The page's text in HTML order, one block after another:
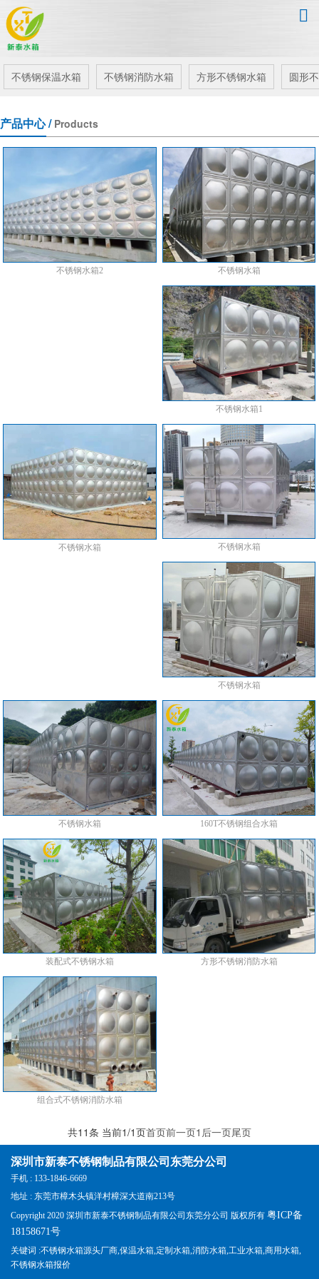

不锈钢保温水箱 不锈钢消防水箱 方形不锈钢水箱 圆形
产品中心 / Products
不锈钢水箱2 不锈钢水箱
不锈钢水箱1
不锈钢水箱 不锈钢水箱
不锈钢水箱
不锈钢水箱 160T不锈钢组合水箱
装配式不锈钢水箱 方形不锈钢消防水箱
组合式不锈钢消防水箱
共11条 当前1/1页首页前一页1 后一页尾页
深圳市新泰不锈钢制品有限公司东莞分公司
手机 : 133-1846-6669
地址 : 东莞市樟木头镇洋村樟深大道南213号
Copyright 2020 深圳市新泰不锈钢制品有限公司东莞分公司 版权所有 粤ICP备
18158671号
关键词 :不锈钢水箱源头厂商,保温水箱,定制水箱,消防水箱,工业水箱,商用水箱,
不锈钢水箱报价